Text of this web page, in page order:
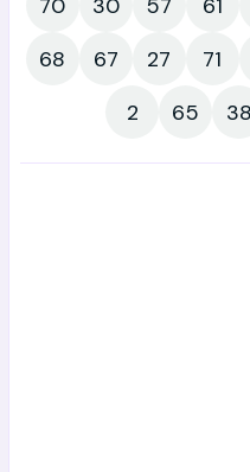
68
67 27 71
2
65 38